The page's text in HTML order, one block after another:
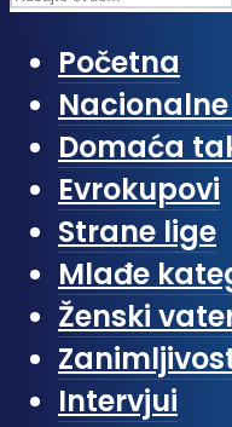
Početna
Domaća
Evrokupovi
Strane lige
Mlađe
Ženski
Intervjui